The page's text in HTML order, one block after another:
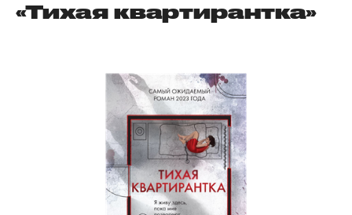
«Тихая квартирантка»